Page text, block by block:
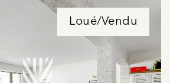
Loué/Vendu